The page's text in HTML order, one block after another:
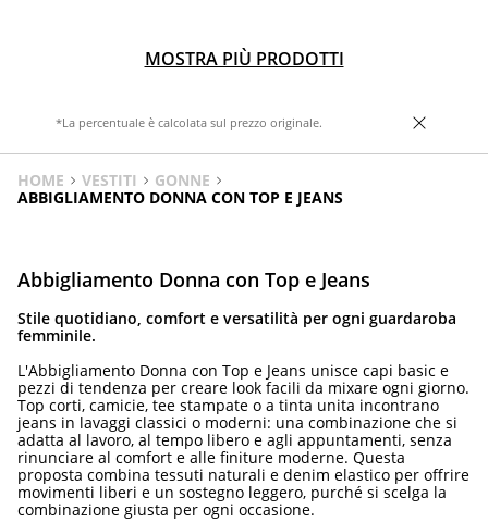
MOSTRA PIÙ PRODOTTI
*La percentuale è calcolata sul prezzo originale.
HOME VESTITI
GONNE
ABBIGLIAMENTO DONNA CON TOP E JEANS
Abbigliamento Donna con Top e Jeans
Stile quotidiano, comfort e versatilità per ogni guardaroba
femminile.
L'Abbigliamento Donna con Top e Jeans unisce capi basic e
pezzi di tendenza per creare look facili da mixare ogni giorno.
Top corti, camicie, tee stampate o a tinta unita incontrano
jeans in lavaggi classici o moderni: una combinazione che si
adatta al lavoro, al tempo libero e agli appuntamenti, senza
rinunciare al comfort e alle finiture moderne. Questa
proposta combina tessuti naturali e denim elastico per offrire
movimenti liberi e un sostegno leggero, purché si scelga la
combinazione giusta per ogni occasione.